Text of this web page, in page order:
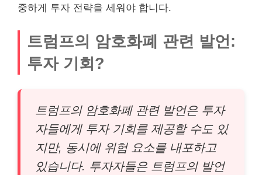
중하게 투자 전략을 세워야 합니다.
트럼프의 암호화폐 관련 발언:
투자 기회?
트럼프의 암호화폐 관련 발언은 투자
자들에게 투자 기회를 제공할 수도 있
지만, 동시에 위험 요소를 내포하고
있습니다. 투자자들은 트럼프의 발언